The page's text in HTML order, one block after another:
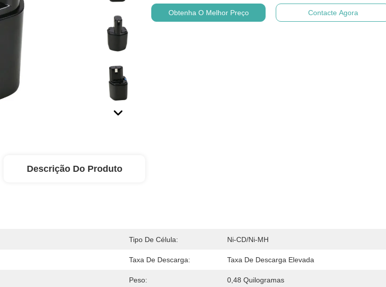
Obtenha O Melhor Preço Contacte Agora
Descrição Do Produto
Tipo De Célula: Ni-CD/Ni-MH
Taxa De Descarga: Taxa De Descarga Elevada
Peso: 0,48 Quilogramas